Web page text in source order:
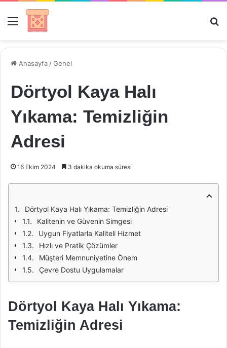
Menü
Anasayfa /Genel
Dörtyol Kaya Halı
Yıkama: Temizliğin
Adresi
16 Ekim 2024 3 dakika okuma süresi
Dörtyol Kaya Halı Yıkama: Temizliğin Adresi
Kalitenin ve Güvenin Simgesi
Uygun Fiyatlarla Kaliteli Hizmet
Hızlı ve Pratik Çözümler
Müşteri Memnuniyetine Önem
Çevre Dostu Uygulamalar
Dörtyol Kaya Halı Yıkama:
Temizliğin Adresi